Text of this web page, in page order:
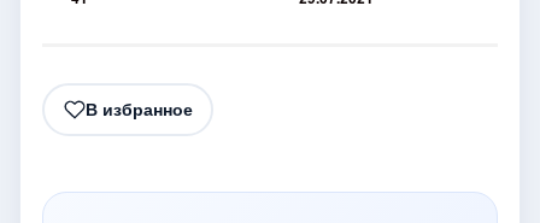
В избранное